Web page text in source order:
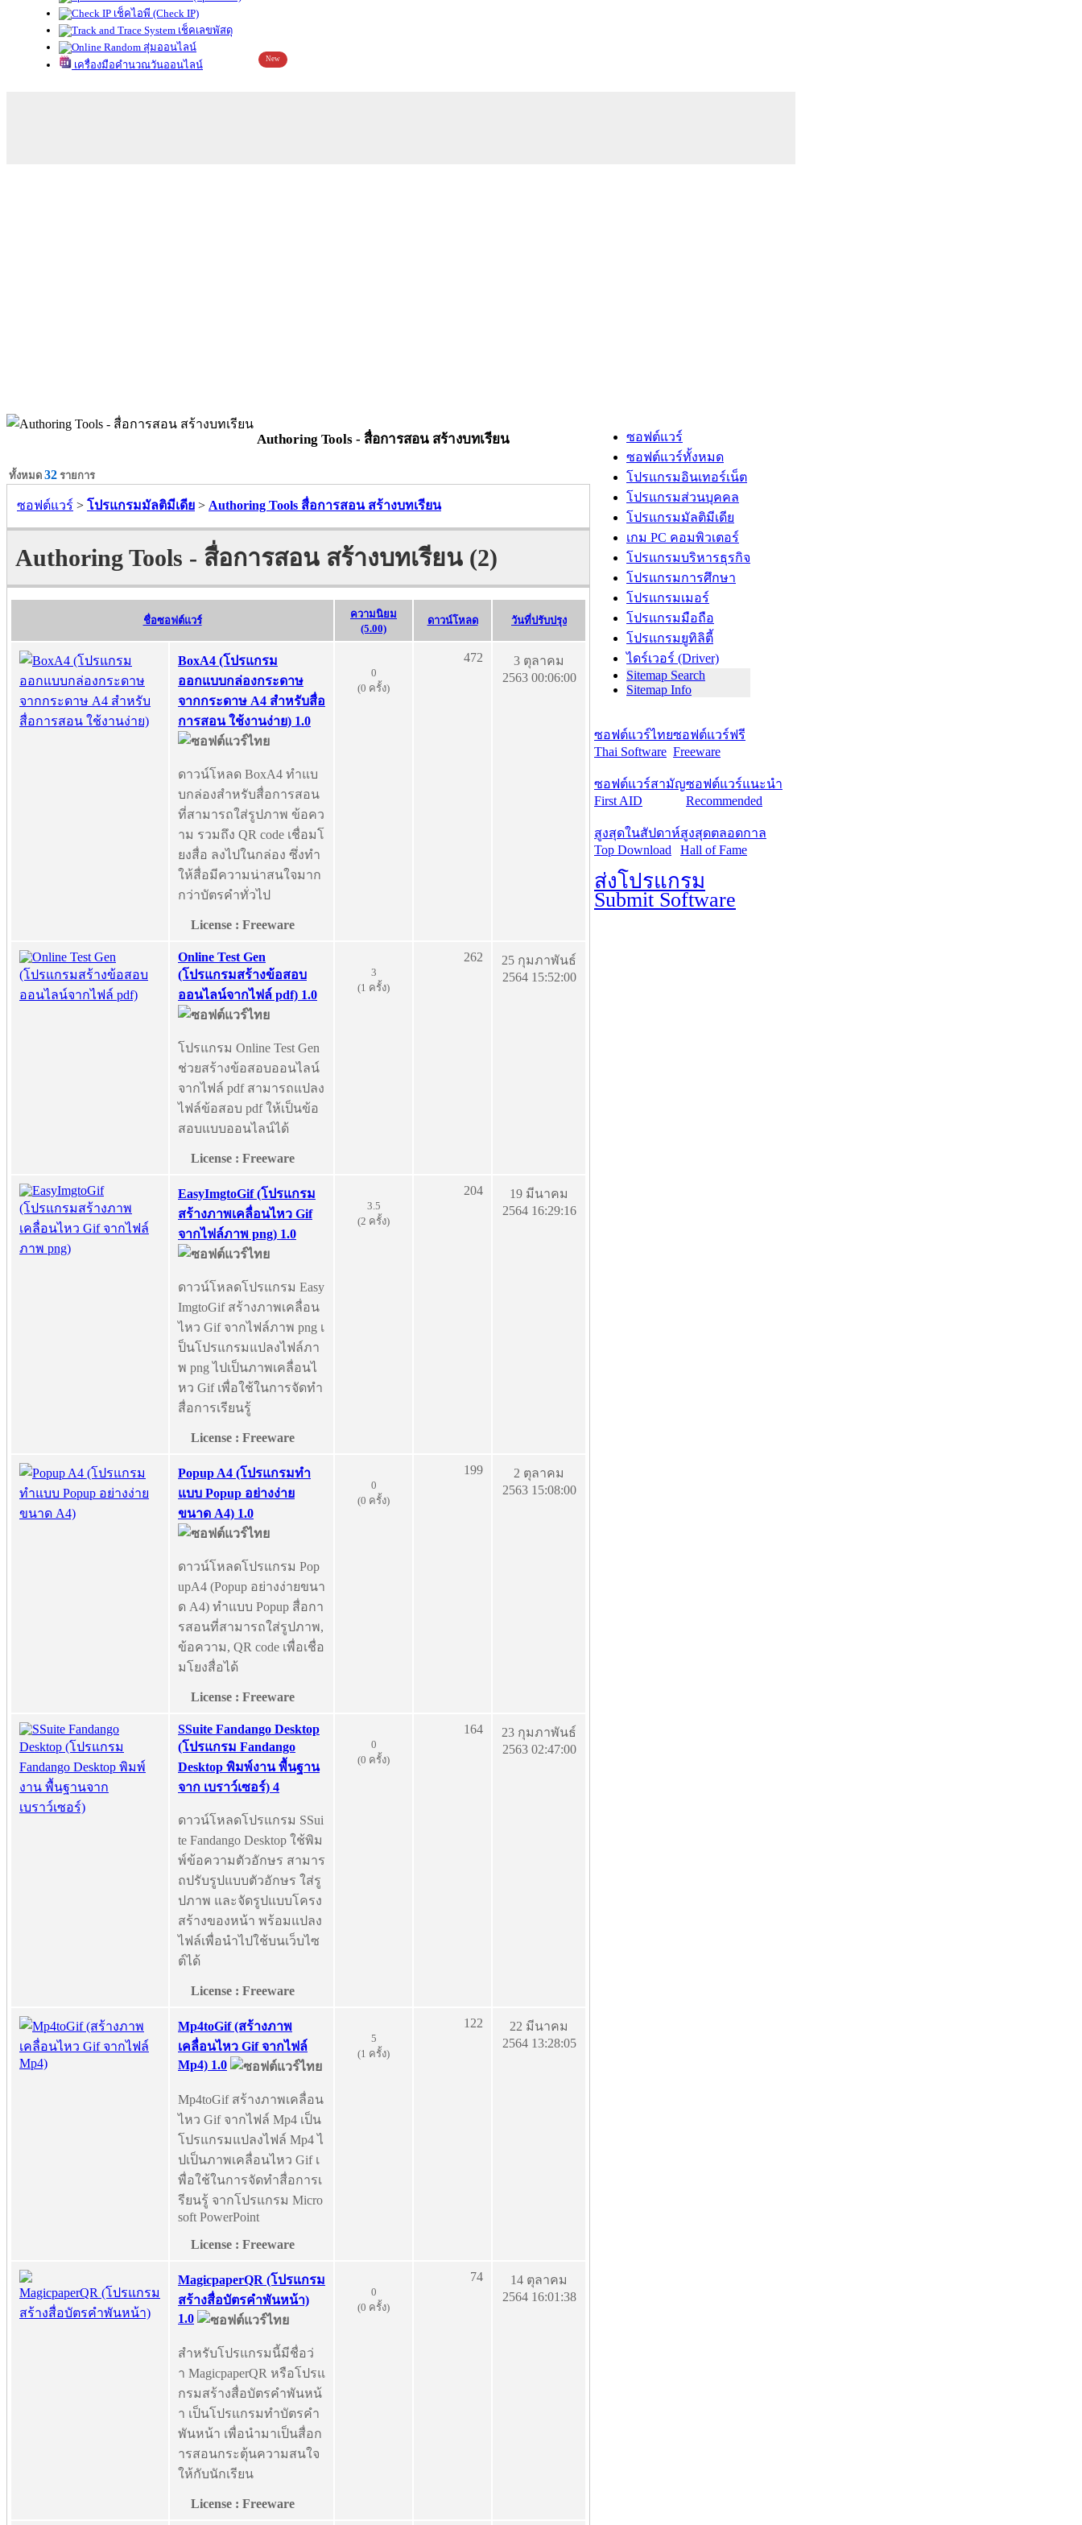
เช็คไอพี (Check IP)
เช็คเลขพัสดุ
สุ่มออนไลน์
เครื่องมือคำนวณวันออนไลน์
New
Authoring Tools - สื่อการสอน สร้างบทเรียน
ทั้งหมด 32 รายการ
ซอฟต์แวร์ > โปรแกรมมัลติมีเดีย > Authoring Tools สื่อการสอน สร้างบทเรียน
Authoring Tools - สื่อการสอน สร้างบทเรียน (2)
ชื่อซอฟต์แวร์
ความนิยม
(5.00)
ดาวน์โหลด วันที่ปรับปรุง
BoxA4 (โปรแกรม
ออกแบบกล่องกระดาษ
จากกระดาษ A4 สำหรับสื่อ
การสอน ใช้งานง่าย) 1.0
ดาวน์โหลด BoxA4 ทำแบ
บกล่องสำหรับสื่อการสอน
ที่สามารถใส่รูปภาพ ข้อคว
าม รวมถึง QR code เชื่อมโ
ยงสื่อ ลงไปในกล่อง ซึ่งทำ
ให้สื่อมีความน่าสนใจมาก
กว่าบัตรคำทั่วไป
License : Freeware
0
(0 ครั้ง)
472
3 ตุลาคม
2563 00:06:00
Online Test Gen
(โปรแกรมสร้างข้อสอบ
ออนไลน์จากไฟล์ pdf) 1.0
โปรแกรม Online Test Gen
ช่วยสร้างข้อสอบออนไลน์
จากไฟล์ pdf สามารถแปลง
ไฟล์ข้อสอบ pdf ให้เป็นข้อ
สอบแบบออนไลน์ได้
License : Freeware
3
(1 ครั้ง)
262
25 กุมภาพันธ์
2564 15:52:00
EasyImgtoGif (โปรแกรม
สร้างภาพเคลื่อนไหว Gif
จากไฟล์ภาพ png) 1.0
ดาวน์โหลดโปรแกรม Easy
ImgtoGif สร้างภาพเคลื่อน
ไหว Gif จากไฟล์ภาพ png เ
ป็นโปรแกรมแปลงไฟล์ภา
พ png ไปเป็นภาพเคลื่อนไ
หว Gif เพื่อใช้ในการจัดทำ
สื่อการเรียนรู้
License : Freeware
3.5
(2 ครั้ง)
204
19 มีนาคม
2564 16:29:16
Popup A4 (โปรแกรมทำ
แบบ Popup อย่างง่าย
ขนาด A4) 1.0
ดาวน์โหลดโปรแกรม Pop
upA4 (Popup อย่างง่ายขนา
ด A4) ทำแบบ Popup สื่อกา
รสอนที่สามารถใส่รูปภาพ,
ข้อความ, QR code เพื่อเชื่อ
มโยงสื่อได้
License : Freeware
0
(0 ครั้ง)
199
2 ตุลาคม
2563 15:08:00
SSuite Fandango Desktop
(โปรแกรม Fandango
Desktop พิมพ์งาน พื้นฐาน
จาก เบราว์เซอร์) 4
ดาวน์โหลดโปรแกรม SSui
te Fandango Desktop ใช้พิม
พ์ข้อความตัวอักษร สามาร
ถปรับรูปแบบตัวอักษร ใส่รู
ปภาพ และจัดรูปแบบโครง
สร้างของหน้า พร้อมแปลง
ไฟล์เพื่อนำไปใช้บนเว็บไซ
ต์ได้
License : Freeware
0
(0 ครั้ง)
164
23 กุมภาพันธ์
2563 02:47:00
Mp4toGif (สร้างภาพ
เคลื่อนไหว Gif จากไฟล์
Mp4) 1.0
Mp4toGif สร้างภาพเคลื่อน
ไหว Gif จากไฟล์ Mp4 เป็น
โปรแกรมแปลงไฟล์ Mp4 ไ
ปเป็นภาพเคลื่อนไหว Gif เ
พื่อใช้ในการจัดทำสื่อการเ
รียนรู้ จากโปรแกรม Micro
soft PowerPoint
License : Freeware
5
(1 ครั้ง)
122
22 มีนาคม
2564 13:28:05
MagicpaperQR (โปรแกรม
สร้างสื่อบัตรคำพันหน้า)
1.0
สำหรับโปรแกรมนี้มีชื่อว่
า MagicpaperQR หรือโปรแ
กรมสร้างสื่อบัตรคำพันหน้
า เป็นโปรแกรมทำบัตรคำ
พันหน้า เพื่อนำมาเป็นสื่อก
ารสอนกระตุ้นความสนใจ
ให้กับนักเรียน
License : Freeware
0
(0 ครั้ง)
74
14 ตุลาคม
2564 16:01:38
ซอฟต์แวร์
ซอฟต์แวร์ทั้งหมด
โปรแกรมอินเทอร์เน็ต
โปรแกรมส่วนบุคคล
โปรแกรมมัลติมีเดีย
เกม PC คอมพิวเตอร์
โปรแกรมบริหารธุรกิจ
โปรแกรมการศึกษา
โปรแกรมเมอร์
โปรแกรมมือถือ
โปรแกรมยูทิลิตี้
ไดร์เวอร์ (Driver)
Sitemap Search
Sitemap Info
ซอฟต์แวร์ไทย
Thai Software
ซอฟต์แวร์ฟรี
Freeware
ซอฟต์แวร์สามัญ
First AID
ซอฟต์แวร์แนะนำ
Recommended
สูงสุดในสัปดาห์
Top Download
สูงสุดตลอดกาล
Hall of Fame
ส่งโปรแกรม
Submit Software